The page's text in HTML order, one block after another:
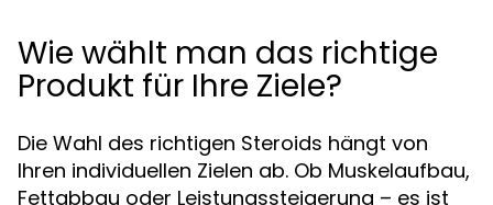
Wie wählt man das richtige
Produkt für Ihre Ziele?
Die Wahl des richtigen Steroids hängt von
Ihren individuellen Zielen ab. Ob Muskelaufbau,
Fettabbau oder Leistungssteigerung – es ist